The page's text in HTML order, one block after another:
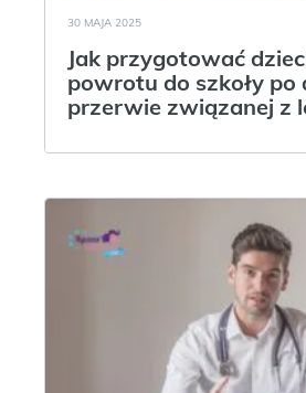
30 MAJA 2025
Jak przygotować
powrotu do szkoły po
przerwie związanej z